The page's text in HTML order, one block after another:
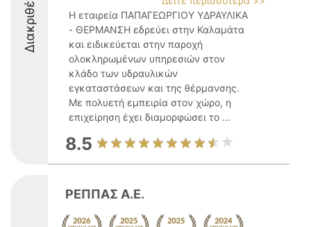
Η εταιρεία ΠΑΠΑΓΕΩΡΓΙΟΥ ΥΔΡΑΥΛΙΚΑ
- ΘΕΡΜΑΝΣΗ εδρεύει στην Καλαμάτα
και ειδικεύεται στην παροχή
ολοκληρωμένων υπηρεσιών στον
κλάδο των υδραυλικών
εγκαταστάσεων και της θέρμανσης.
Με πολυετή εμπειρία στον χώρο, η
επιχείρηση έχει διαμορφώσει το ...
8.5
ΡΕΠΠΑΣ Α.Ε.